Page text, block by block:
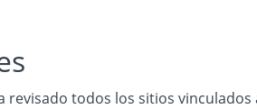
revisado todos los sitios